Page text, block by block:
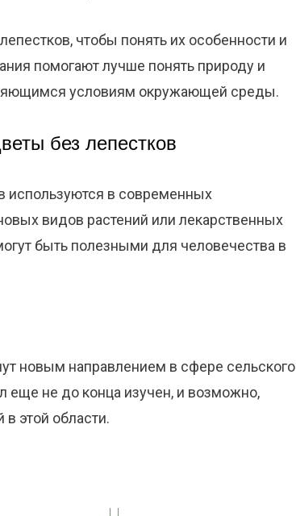
чтобы понять их особенности и
помогают лучше понять природу и
условиям окружающей среды.
без лепестков
используются в современных
видов растений или лекарственных
быть полезными для человечества в
новым направлением в сфере сельского
еще не до конца изучен, и возможно,
этой области.